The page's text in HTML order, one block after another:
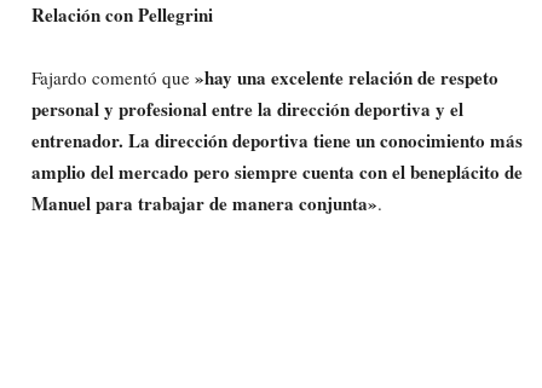
Relación con Pellegrini
Fajardo comentó que »hay una excelente relación de respeto
personal y profesional entre la dirección deportiva y el
entrenador. La dirección deportiva tiene un conocimiento más
amplio del mercado pero siempre cuenta con el beneplácito de
Manuel para trabajar de manera conjunta».